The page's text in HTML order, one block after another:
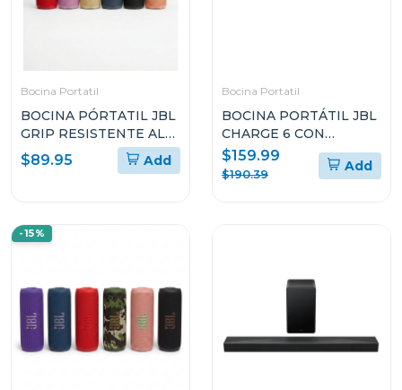
Bocina Portatil
BOCINA PÓRTATIL JBL
GRIP RESISTENTE AL
POLVO Y EL AGUA
$89.95 Add
Bocina Portatil
BOCINA PORTÁTIL JBL
CHARGE 6 CON
BLUETOOTH
RESISTENTE AL AGUA Y
$159.99
$190.39
Add
-15%